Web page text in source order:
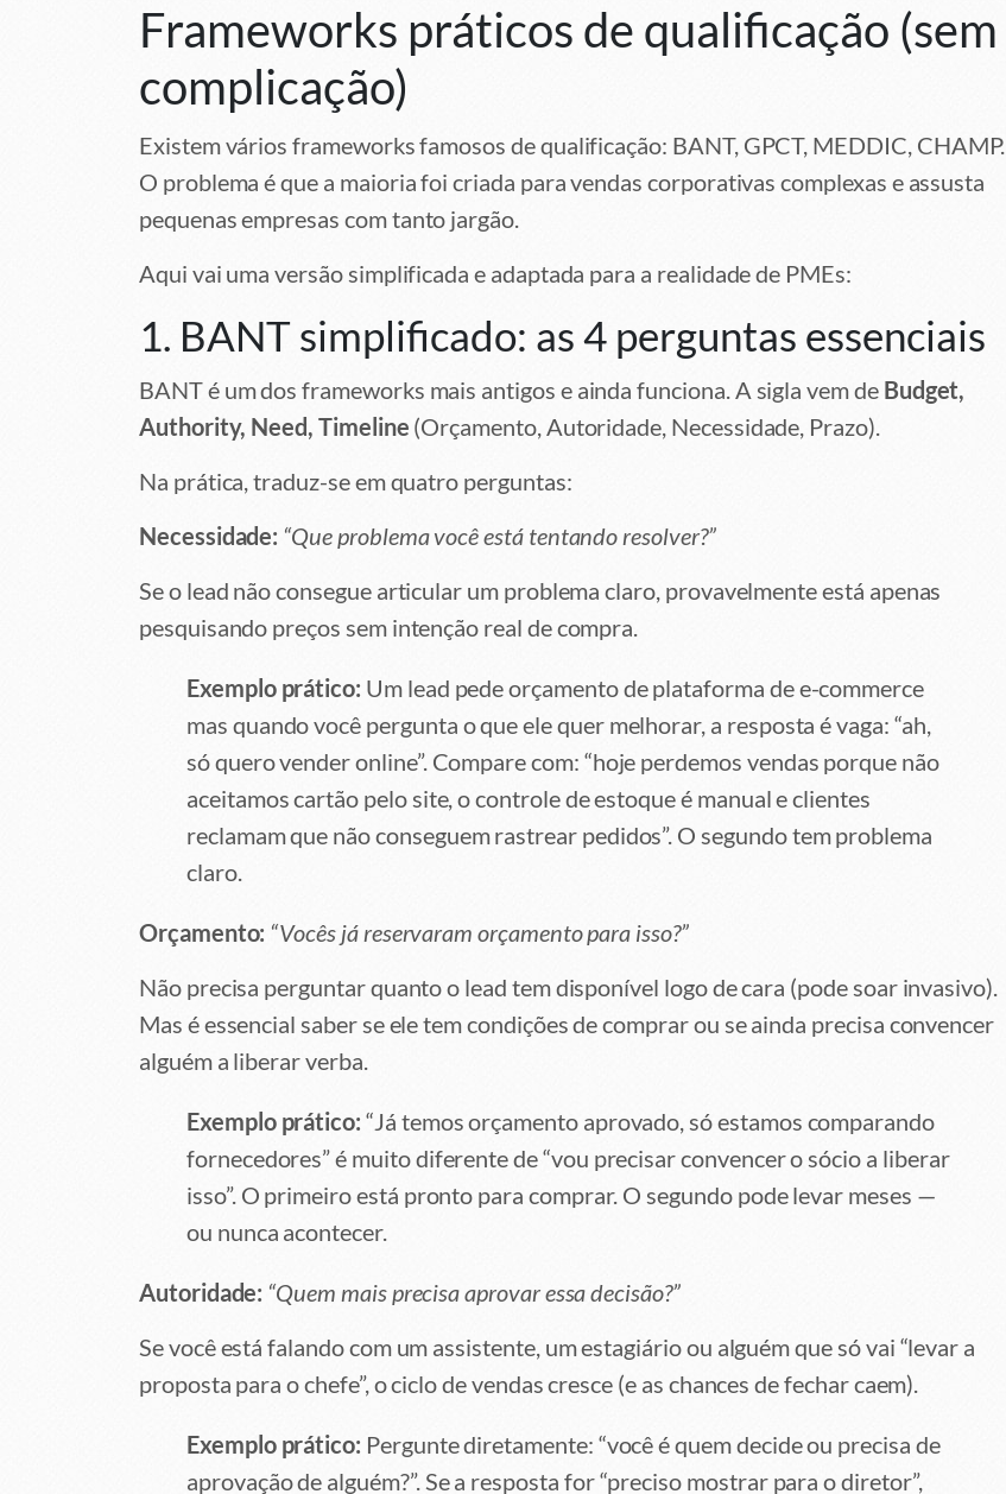
Frameworks práticos de qualificação (sem
complicação)
Existem vários frameworks famosos de qualificação: BANT, GPCT, MEDDIC, CHAMP.
O problema é que a maioria foi criada para vendas corporativas complexas e assusta
pequenas empresas com tanto jargão.
Aqui vai uma versão simplificada e adaptada para a realidade de PMEs:
1. BANT simplificado: as 4 perguntas essenciais
BANT é um dos frameworks mais antigos e ainda funciona. A sigla vem de Budget,
Authority, Need, Timeline (Orçamento, Autoridade, Necessidade, Prazo).
Na prática, traduz-se em quatro perguntas:
Necessidade: “Que problema você está tentando resolver?”
Se o lead não consegue articular um problema claro, provavelmente está apenas
pesquisando preços sem intenção real de compra.
Exemplo prático: Um lead pede orçamento de plataforma de e-commerce
mas quando você pergunta o que ele quer melhorar, a resposta é vaga: “ah,
só quero vender online”. Compare com: “hoje perdemos vendas porque não
aceitamos cartão pelo site, o controle de estoque é manual e clientes
reclamam que não conseguem rastrear pedidos”. O segundo tem problema
claro.
Orçamento: “Vocês já reservaram orçamento para isso?”
Não precisa perguntar quanto o lead tem disponível logo de cara (pode soar invasivo).
Mas é essencial saber se ele tem condições de comprar ou se ainda precisa convencer
alguém a liberar verba.
Exemplo prático: “Já temos orçamento aprovado, só estamos comparando
fornecedores” é muito diferente de “vou precisar convencer o sócio a liberar
isso”. O primeiro está pronto para comprar. O segundo pode levar meses —
ou nunca acontecer.
Autoridade: “Quem mais precisa aprovar essa decisão?”
Se você está falando com um assistente, um estagiário ou alguém que só vai “levar a
proposta para o chefe”, o ciclo de vendas cresce (e as chances de fechar caem).
Exemplo prático: Pergunte diretamente: “você é quem decide ou precisa de
aprovação de alguém?”. Se a resposta for “preciso mostrar para o diretor”,